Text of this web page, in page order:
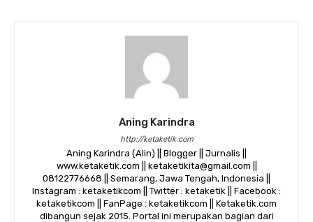
Aning Karindra
http://ketaketik.com
Aning Karindra (Alin) || Blogger || Jurnalis ||
www.ketaketik.com || ketaketikita@gmail.com ||
08122776668 || Semarang, Jawa Tengah, Indonesia ||
Instagram : ketaketikcom || Twitter : ketaketik || Facebook :
ketaketikcom || FanPage : ketaketikcom || Ketaketik.com
dibangun sejak 2015. Portal ini merupakan bagian dari